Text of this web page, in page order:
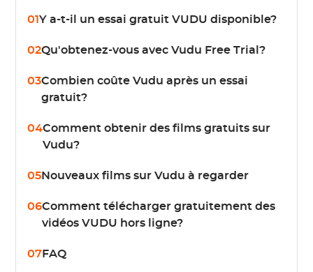
01Y a-t-il un essai gratuit VUDU disponible?
02Qu'obtenez-vous avec Vudu Free Trial?
03Combien coûte Vudu après un essai
gratuit?
04Comment obtenir des films gratuits sur
Vudu?
05Nouveaux films sur Vudu à regarder
06Comment télécharger gratuitement des
vidéos VUDU hors ligne?
07FAQ